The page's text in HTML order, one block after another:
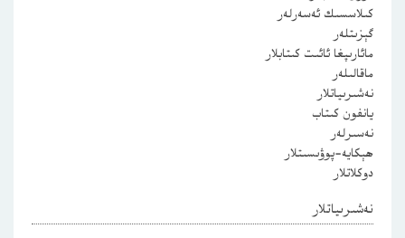
كىلاسسىك ئەسەرلەر
گېزىتلەر
مائارىپغا ئائىت كىتابلار
ماقالىلەر
نەشىرىياتلار
يانفون كىتاب
نەسىرلەر
ھېكايە-پوۋىسىتلار
دوكلاتلار
نەشىرىياتلار